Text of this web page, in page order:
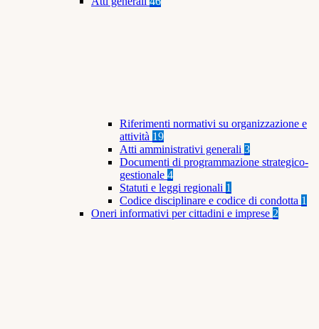
Riferimenti normativi su organizzazione e
attività 19
Atti amministrativi generali 3
Documenti di programmazione strategico-
gestionale 4
Statuti e leggi regionali 1
Codice disciplinare e codice di condotta 1
Oneri informativi per cittadini e imprese 2